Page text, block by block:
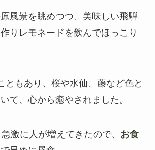
風景を眺めつつ、美味しい飛騨
りレモネードを飲んでほっこり
ともあり、桜や水仙、藤など色と
て、心から癒やされました。
激に人が増えてきたので、 お食